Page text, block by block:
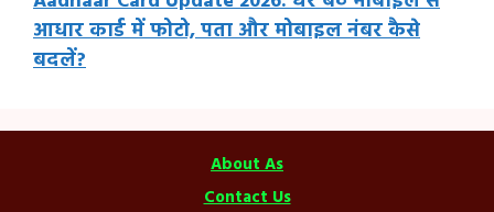
आधार कार्ड में फोटो, पता और मोबाइल नंबर कैसे
बदलें?
About As
Contact Us